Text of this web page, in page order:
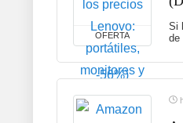
OFERTA
Si
de